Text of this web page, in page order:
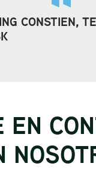
CONSTIEN,
EN